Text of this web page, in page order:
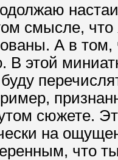
смысле,
А в
В этой
сюжете.
на
что